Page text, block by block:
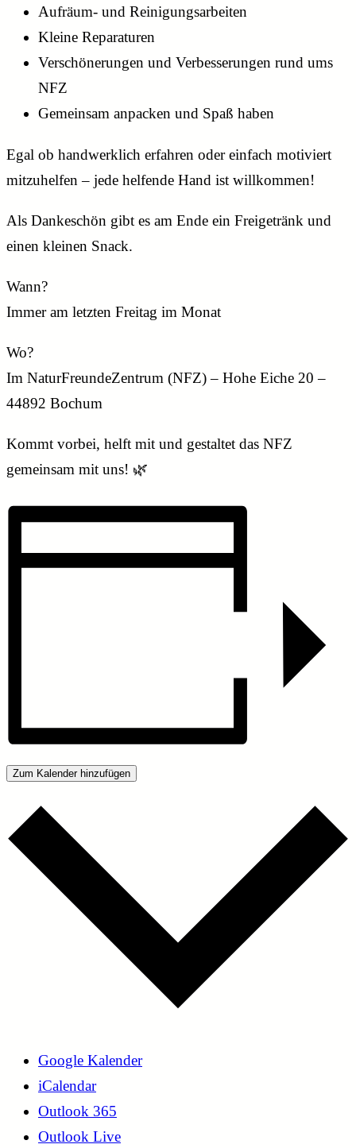
Aufräum- und Reinigungsarbeiten
Kleine Reparaturen
Verschönerungen und Verbesserungen rund ums
NFZ
Gemeinsam anpacken und Spaß haben
Egal ob handwerklich erfahren oder einfach motiviert
mitzuhelfen – jede helfende Hand ist willkommen!
Als Dankeschön gibt es am Ende ein Freigetränk und
einen kleinen Snack.
Wann?
Immer am letzten Freitag im Monat
Wo?
Im NaturFreundeZentrum (NFZ) – Hohe Eiche 20 –
44892 Bochum
Kommt vorbei, helft mit und gestaltet das NFZ
gemeinsam mit uns! 🌿
Zum Kalender hinzufügen
Google Kalender
iCalendar
Outlook 365
Outlook Live